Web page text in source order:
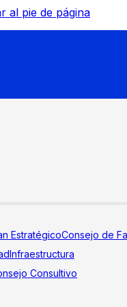
al pie de página
EstratégicoConsejo de
Infraestructura
Consultivo